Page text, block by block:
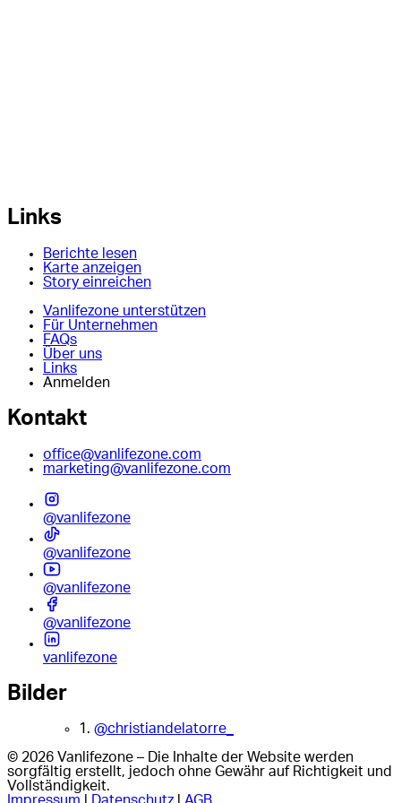
Links
Berichte lesen
Karte anzeigen
Story einreichen
Vanlifezone unterstützen
Für Unternehmen
FAQs
Über uns
Links
Anmelden
Kontakt
office@vanlifezone.com
marketing@vanlifezone.com
@vanlifezone
@vanlifezone
@vanlifezone
@vanlifezone
vanlifezone
Bilder
1. @christiandelatorre_
© 2026 Vanlifezone – Die Inhalte der Website werden
sorgfältig erstellt, jedoch ohne Gewähr auf Richtigkeit und
Vollständigkeit.